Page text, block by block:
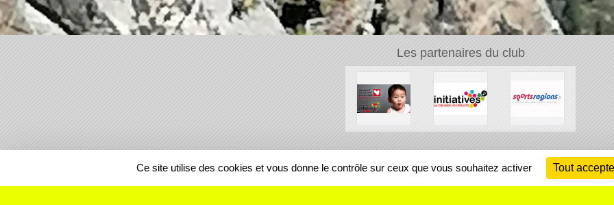
Les partenaires du club
REGIONS
Ce site utilise des cookies et vous donne le contrôle sur ceux que vous souhaitez activer Tout